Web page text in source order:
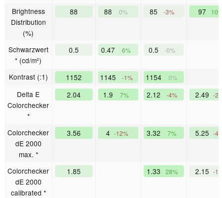
Brightness
Distribution
(%)
88 88 0% 85 -3% 97
Schwarzwert
* (cd/m²)
0.5 0.47 6% 0.5 -0%
Kontrast (:1) 1152 1145 -1% 1154 0%
Delta E
Colorchecker
*
2.04 1.9 7% 2.12 -4% 2.49 -
Colorchecker
dE 2000
max. *
3.56 4 -12% 3.32 7% 5.25 -
Colorchecker
dE 2000
calibrated *
1.85 1.33 28% 2.15 -